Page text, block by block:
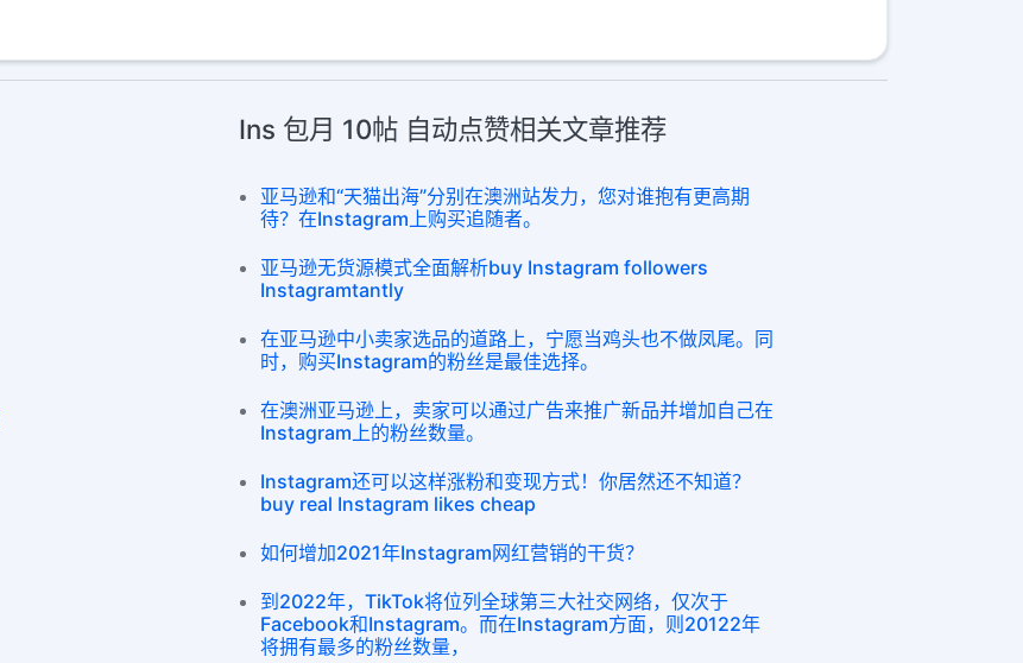
Ins 包月 10帖 自动点赞相关文章推荐
亚马逊和“天猫出海”分别在澳洲站发力，您对谁抱有更高期
待？在Instagram上购买追随者。
亚马逊无货源模式全面解析buy Instagram followers
Instagramtantly
在亚马逊中小卖家选品的道路上，宁愿当鸡头也不做凤尾。同
时，购买Instagram的粉丝是最佳选择。
在澳洲亚马逊上，卖家可以通过广告来推广新品并增加自己在
Instagram上的粉丝数量。
Instagram还可以这样涨粉和变现方式！你居然还不知道？
buy real Instagram likes cheap
如何增加2021年Instagram网红营销的干货？
到2022年，TikTok将位列全球第三大社交网络，仅次于
Facebook和Instagram。而在Instagram方面，则20122年
将拥有最多的粉丝数量，